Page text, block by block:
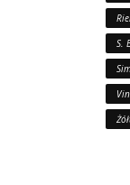
S.